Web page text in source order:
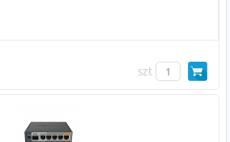
szt